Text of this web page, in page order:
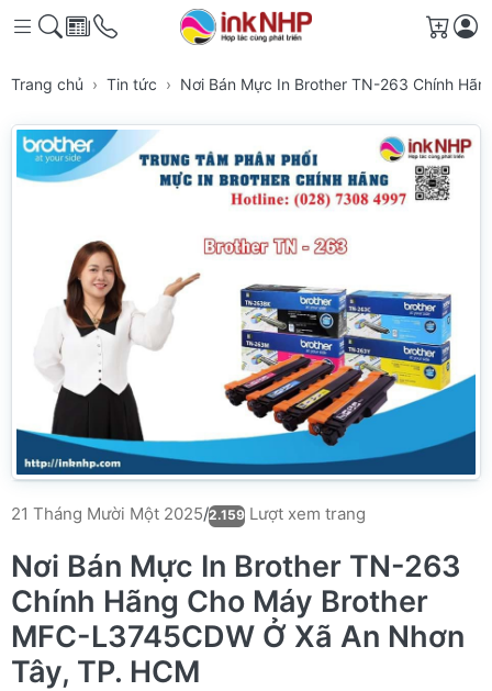
Giỏ
Trang chủ Tin tức Nơi Bán Mực In Brother TN-263 Chính
21 Tháng Mười Một 2025/2.159 Lượt xem trang
Nơi Bán Mực In Brother TN-263
Chính Hãng Cho Máy Brother
MFC-L3745CDW Ở Xã An Nhơn
Tây, TP. HCM